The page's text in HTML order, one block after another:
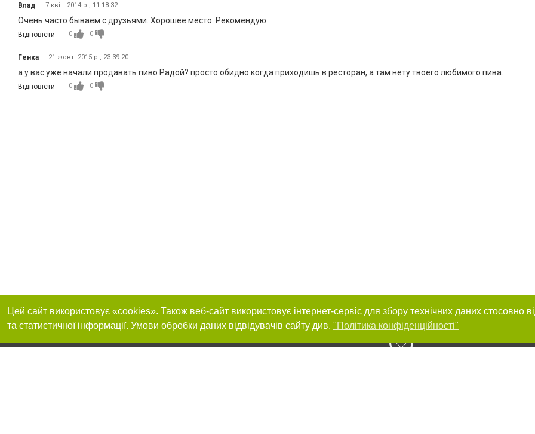
Влад 7 квіт. 2014 р., 11:18:32
Очень часто бываем с друзьями. Хорошее место. Рекомендую.
Відповісти 0 0
Гeнка 21 жовт. 2015 р., 23:39:20
а у вас уже начали продавать пиво Радой? просто обидно когда приходишь в ресторан, а там нету твоего любимого пива.
Відповісти 0 0
Цей сайт використовує «cookies». Також веб-сайт використовує інтернет-сервіс для збору технічних даних стосовно
та статистичної інформації. Умови обробки даних відвідувачів сайту див. "Політика конфіденційності"